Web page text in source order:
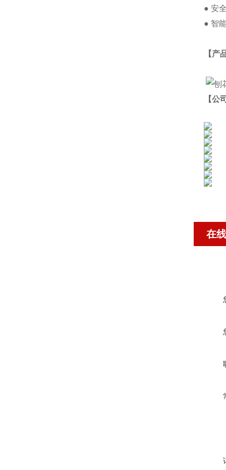
● 安
● 智
【产
【公
在